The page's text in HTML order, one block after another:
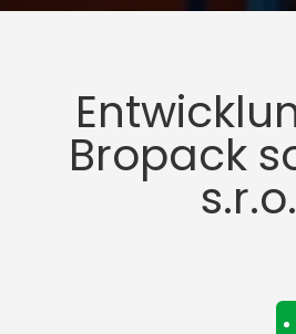
Bropack
s.r.o.